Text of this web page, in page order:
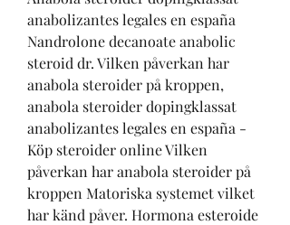
anabolizantes legales en españa
Nandrolone decanoate anabolic
steroid dr. Vilken påverkan har
anabola steroider på kroppen,
anabola steroider dopingklassat
anabolizantes legales en españa -
Köp steroider online Vilken
påverkan har anabola steroider på
kroppen Matoriska systemet vilket
har känd påver. Hormona esteroide